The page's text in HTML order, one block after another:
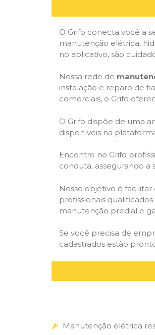
O Grifo conecta você a
manutenção elétrica,
no aplicativo, são
Nossa rede de
instalação e reparo de
comerciais, o Grifo
O Grifo dispõe de uma
disponíveis na
Encontre no Grifo
conduta, assegurando a
Nosso objetivo é
profissionais
manutenção predial e
Se você precisa de
cadastrados estão
Manutenção elétrica